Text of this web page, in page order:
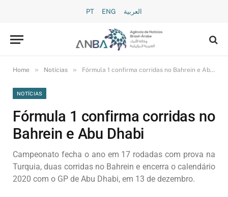
PT ENG العربية
Home » Notícias » Fórmula 1 confirma corridas no Bahrein e Abu Dhabi
NOTÍCIAS
Fórmula 1 confirma corridas no
Bahrein e Abu Dhabi
Campeonato fecha o ano em 17 rodadas com prova na
Turquia, duas corridas no Bahrein e encerra o calendário
2020 com o GP de Abu Dhabi, em 13 de dezembro.